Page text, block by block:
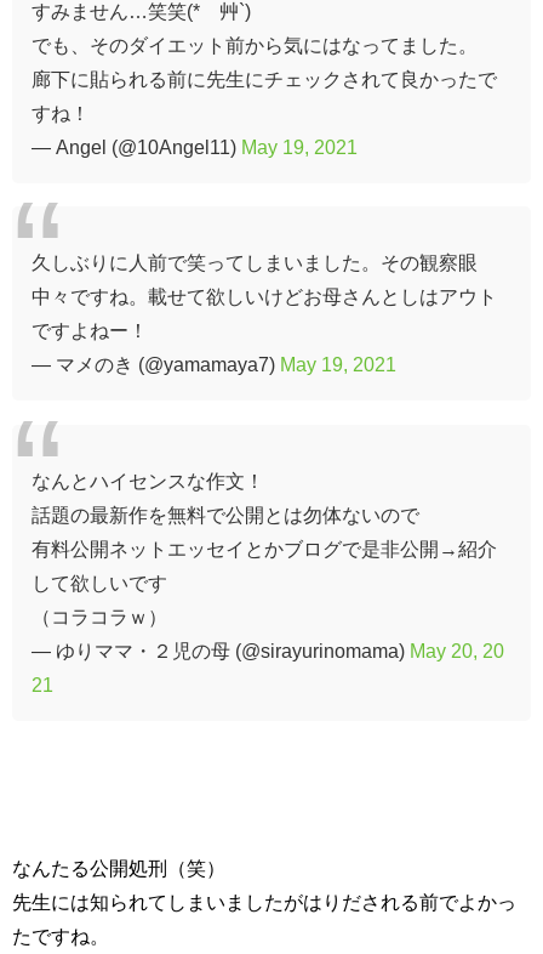
すみません…笑笑(*´艸`)
でも、そのダイエット前から気にはなってました。
廊下に貼られる前に先生にチェックされて良かったで
すね！
— Angel (@10Angel11) May 19, 2021
久しぶりに人前で笑ってしまいました。その観察眼
中々ですね。載せて欲しいけどお母さんとしはアウト
ですよねー！
— マメのき (@yamamaya7) May 19, 2021
なんとハイセンスな作文！
話題の最新作を無料で公開とは勿体ないので
有料公開ネットエッセイとかブログで是非公開→紹介
して欲しいです
（コラコラｗ）
— ゆりママ・２児の母 (@sirayurinomama) May 20, 20
21
なんたる公開処刑（笑）
先生には知られてしまいましたがはりだされる前でよかっ
たですね。